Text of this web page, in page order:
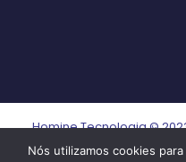
Homine Tecnologia ©
Nós utilizamos cookies